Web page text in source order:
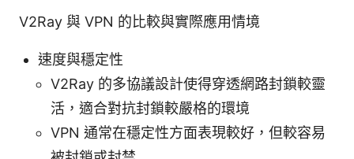
V2Ray 與 VPN 的比較與實際應用情境
速度與穩定性
V2Ray 的多協議設計使得穿透網路封鎖較靈
活，適合對抗封鎖較嚴格的環境
VPN 通常在穩定性方面表現較好，但較容易